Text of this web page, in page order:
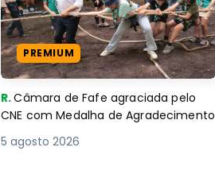
PREMIUM
R.Câmara de Fafe agraciada pelo
CNE com Medalha de Agradecimento
5 agosto 2026